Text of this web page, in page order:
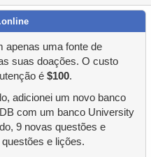
apenas uma fonte de
suas doações. O custo
é $100.
adicionei um novo banco
com um banco University
9 novas questões e
e lições.